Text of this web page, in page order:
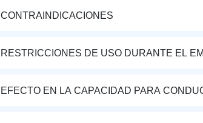
CONTRAINDICACIONES
RESTRICCIONES DE USO DURANTE EL
EFECTO EN LA CAPACIDAD PARA